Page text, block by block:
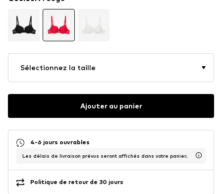
Sélectionnez la taille
Ajouter au panier
4-6 jours ouvrables
Les délais de livraison prévus seront affichés dans votre panier.
Politique de retour de 30 jours